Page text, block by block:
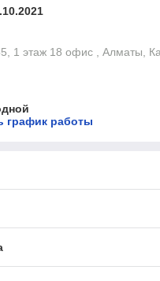
1 этаж 18 офис , Алматы,
график работы